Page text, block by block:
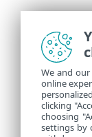
We and
online
clicking
choosing
settings by